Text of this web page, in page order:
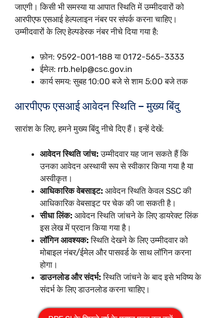
जाएगी। किसी भी समस्या या आपात स्थिति में उम्मीदवारों को
आरपीएफ एसआई हेल्पलाइन नंबर पर संपर्क करना चाहिए।
उम्मीदवारों के लिए हेल्पडेस्क नंबर नीचे दिया गया है:
फ़ोन: 9592-001-188 या 0172-565-3333
ईमेल: rrb.help@csc.gov.in
कार्य समय: सुबह 10:00 बजे से शाम 5:00 बजे तक
आरपीएफ एसआई आवेदन स्थिति – मुख्य बिंदु
सारांश के लिए, हमने मुख्य बिंदु नीचे दिए हैं। इन्हें देखें:
आवेदन स्थिति जांच: उम्मीदवार यह जान सकते हैं कि
उनका आवेदन अस्थायी रूप से स्वीकार किया गया है या
अस्वीकृत।
आधिकारिक वेबसाइट: आवेदन स्थिति केवल SSC की
आधिकारिक वेबसाइट पर चेक की जा सकती है।
सीधा लिंक: आवेदन स्थिति जांचने के लिए डायरेक्ट लिंक
इस लेख में प्रदान किया गया है।
लॉगिन आवश्यक: स्थिति देखने के लिए उम्मीदवार को
मोबाइल नंबर/ईमेल और पासवर्ड के साथ लॉगिन करना
होगा।
डाउनलोड और संदर्भ: स्थिति जांचने के बाद इसे भविष्य के
संदर्भ के लिए डाउनलोड करना चाहिए।